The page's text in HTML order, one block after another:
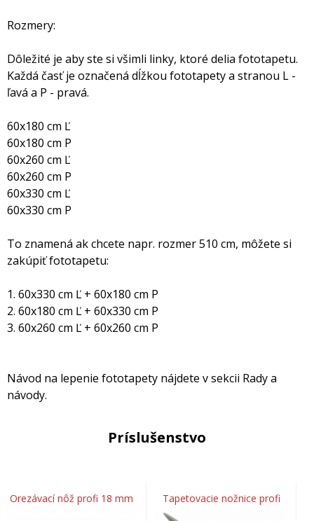
Rozmery:
Dôležité je aby ste si všimli linky, ktoré delia fototapetu.
Každá časť je označená dĺžkou fototapety a stranou L -
ľavá a P - pravá.
60x180 cm Ľ
60x180 cm P
60x260 cm Ľ
60x260 cm P
60x330 cm Ľ
60x330 cm P
To znamená ak chcete napr. rozmer 510 cm, môžete si
zakúpiť fototapetu:
1. 60x330 cm Ľ + 60x180 cm P
2. 60x180 cm Ľ + 60x330 cm P
3. 60x260 cm Ľ + 60x260 cm P
Návod na lepenie fototapety nájdete v sekcii Rady a
návody.
Príslušenstvo
Orezávací nôž profi 18 mm Tapetovacie nožnice profi